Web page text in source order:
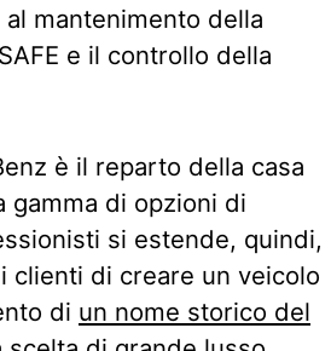
mantenimento della
e il controllo della
è il reparto della casa
gamma di opzioni di
si estende, quindi,
clienti di creare un veicolo
di un nome storico del